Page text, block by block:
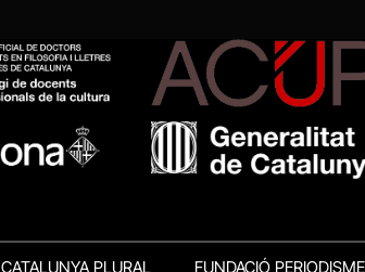
CATALUNYA PLURAL FUNDACIÓ